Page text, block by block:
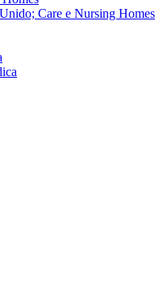
Care e Nursing Homes